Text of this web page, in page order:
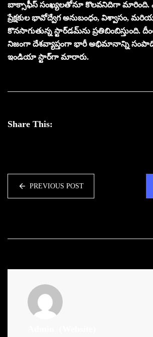
బాక్సాఫీస్ సంఖ్యలతోనూ కొలవనిదిగా మారింది.
ప్రేక్షకుల భావోద్వేగ అనుబంధం, విశ్వాసం,
కొనసాగుతున్న స్టార్‌డమ్‌ను ప్రతిబింబిస్తుంది.
నిజంగా దేశవ్యాప్తంగా భారీ అభిమానాన్ని
ఇండియా స్టార్‌గా మారారు.
Share This:
PREVIOUS POST